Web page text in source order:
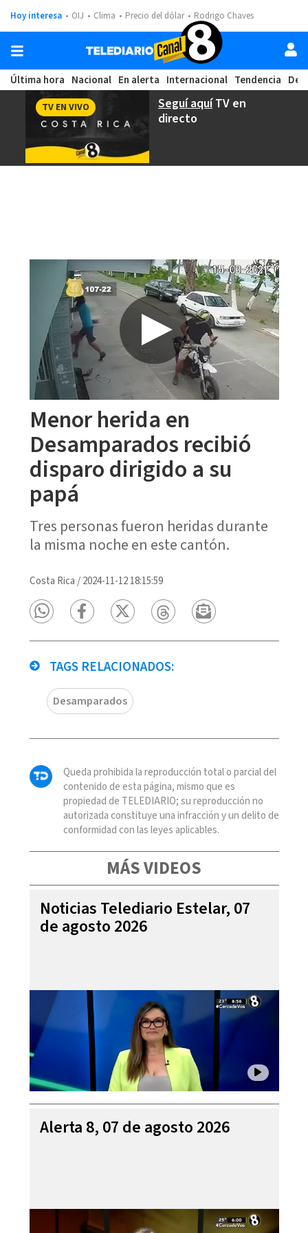
Hoy interesa OIJ Clima Precio del dólar Rodrigo Chaves
Última hora Nacional En alerta Internacional Tendencia
Seguí aquíTV en
directo
TV EN VIVO
Menor herida en
Desamparados recibió
disparo dirigido a su
papá
Tres personas fueron heridas durante
la misma noche en este cantón.
Costa Rica /2024-11-12 18:15:59
TAGS RELACIONADOS:
Desamparados
Queda prohibida la reproducción total o parcial del
contenido de esta página, mismo que es
propiedad de TELEDIARIO; su reproducción no
autorizada constituye una infracción y un delito de
conformidad con las leyes aplicables.
MÁS VIDEOS
Noticias Telediario Estelar, 07
de agosto 2026
Alerta 8, 07 de agosto 2026